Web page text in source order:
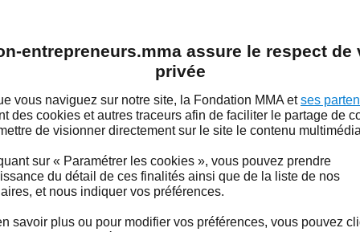
FONDATION MMA
DE LA FONDATION MMA
Debets "La
de By.o group analyse les
de la Souveraineté, dont
mois.
vous intéresser à la notion de
créé avec OpinionWay, dont
entrepreneurs.mma assure le respect de
privée
vous naviguez sur notre site, la Fondation MMA etses
des cookies et autres traceurs afin de faciliter le partage de
de visionner directement sur le site le contenu
sur « Paramétrer les cookies », vous pouvez prendre
du détail de ces finalités ainsi que de la liste de nos
et nous indiquer vos préférences.
savoir plus ou pour modifier vos préférences, vous pouvez